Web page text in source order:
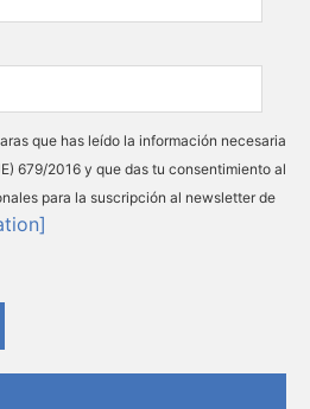
que has leído la información necesaria
679/2016 y que das tu consentimiento al
para la suscripción al newsletter de